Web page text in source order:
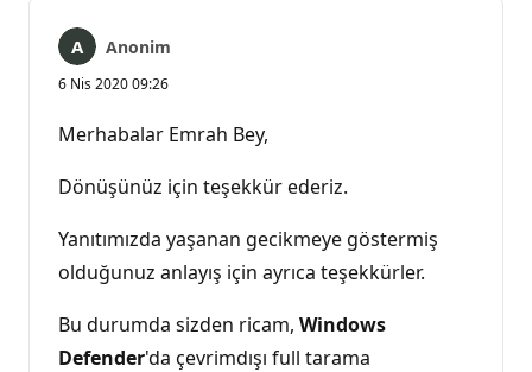
Anonim
6 Nis 2020 09:26
Merhabalar Emrah Bey,
Dönüşünüz için teşekkür ederiz.
Yanıtımızda yaşanan gecikmeye göstermiş
olduğunuz anlayış için ayrıca teşekkürler.
Bu durumda sizden ricam, Windows
Defender'da çevrimdışı full tarama